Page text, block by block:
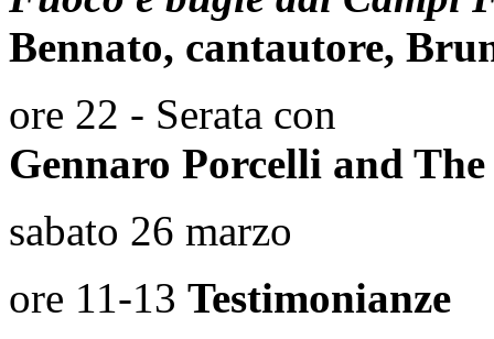
Bennato, cantautore,
ore 22 - Serata con
Gennaro Porcelli and
sabato 26 marzo
ore 11-13 Testimonianze